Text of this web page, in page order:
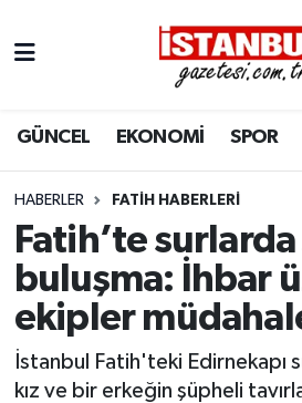
GÜNCEL EKONOMİ SPOR
HABERLER FATIH HABERLERI
Fatih’te
buluşma: İhbar
ekipler
İstanbul Fatih'teki Edirnekapı
kız ve bir erkeğin şüpheli
EKONOMİ
İSTANBUL
DÜNYA
SPOR
MAGAZİN
Nöbetçi Eczaneler
Hava Durumu
Trafik Durumu
Süper Lig Puan Durumu ve
Tüm Manşetler
Son Dakika Haberleri